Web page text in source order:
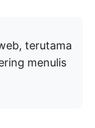
terutama
menulis